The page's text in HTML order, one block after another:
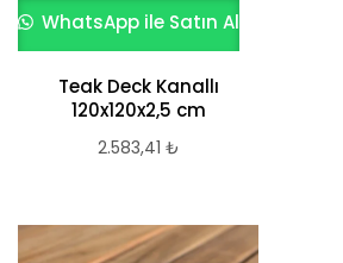
WhatsApp ile Satın Al
Teak Deck Kanallı
120x120x2,5 cm
2.583,41 ₺